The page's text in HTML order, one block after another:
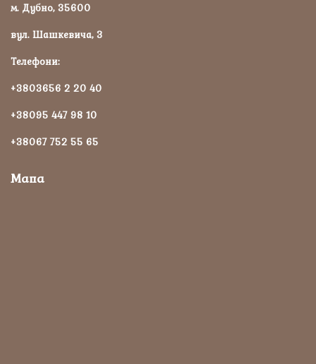
м. Дубно, 35600
вул. Шашкевича, 3
Телефони:
+3803656 2 20 40
+38095 447 98 10
+38067 752 55 65
Мапа